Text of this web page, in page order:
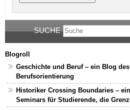
SUCHE
Blogroll
Geschichte und Beruf – ein Blog
Berufsorientierung
Historiker Crossing Boundaries –
Seminars für Studierende, die